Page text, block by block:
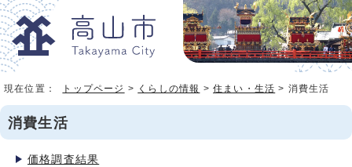
現在位置： トップページ > くらしの情報 >住まい・生活 > 消費生活
消費生活
価格調査結果